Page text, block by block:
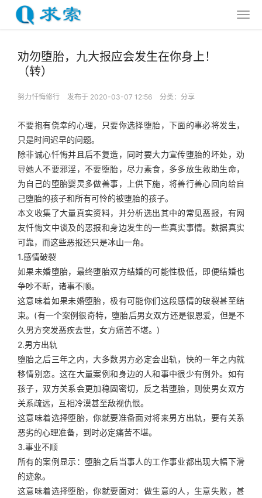
劝勿堕胎，九大报应会发生在你身上！
（转）
努力忏悔修行 发布于 2020-03-07 12:56 分类： 分享
不要抱有侥幸的心理，只要你选择堕胎，下面的事必将发生，
只是时间迟早的问题。
除非诚心忏悔并且后不复造，同时要大力宣传堕胎的坏处，劝
导她人不要邪淫，不要堕胎，尽力素食，多多放生救助生命，
为自己的堕胎婴灵多做善事，上供下施，将善行善心回向给自
己堕胎的孩子和所有可怜的被堕胎的孩子。
本文收集了大量真实资料，并分析选出其中的常见恶报，有网
友忏悔文中谈及的恶报和身边发生的一些真实事情。数据真实
可靠，而这些恶报还只是冰山一角。
1.感情破裂‍
如果未婚堕胎，最终堕胎双方结婚的可能性极低，即便结婚也
争吵不断，诸事不顺。
这意味着如果未婚堕胎，极有可能你们这段感情的破裂甚至结
束。(有一个案例很奇特，堕胎后男女双方还是很恩爱，但是不
久男方突发恶疾去世，女方痛苦不堪。)
2.男方出轨
堕胎之后三年之内，大多数男方必定会出轨，快的一年之内就
移情别恋。这在大量案例和身边的人和事中很少有例外。如有
孩子，双方关系会更加稳固密切，反之若堕胎，则使男女双方
关系疏远，互相冷漠甚至敌视仇恨。
这意味着选择堕胎，你就要准备面对将来男方出轨，要有关系
恶劣的心理准备，到时必定痛苦不堪。
3.事业不顺
所有的案例显示：堕胎之后当事人的工作事业都出现大幅下滑
的迹象。
这意味着选择堕胎，你就要面对：做生意的人，生意失败，甚